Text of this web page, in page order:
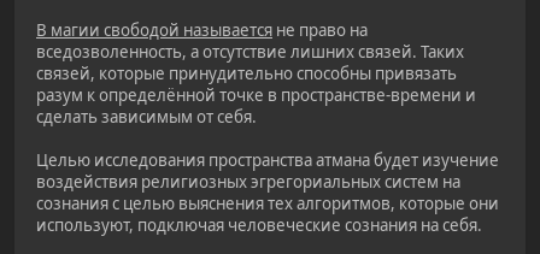
В магии свободой называется не право на
вседозволенность, а отсутствие лишних связей. Таких
связей, которые принудительно способны привязать
разум к определённой точке в пространстве-времени и
сделать зависимым от себя.
Целью исследования пространства атмана будет изучение
воздействия религиозных эгрегориальных систем на
сознания с целью выяснения тех алгоритмов, которые они
используют, подключая человеческие сознания на себя.